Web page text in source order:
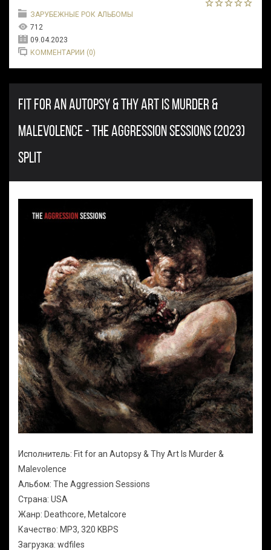
ЗАРУБЕЖНЫЕ РОК АЛЬБОМЫ
712
09.04.2023
КОММЕНТАРИИ (0)
FIT FOR AN AUTOPSY & THY ART IS MURDER &
MALEVOLENCE - THE AGGRESSION SESSIONS (2023)
SPLIT
Исполнитель: Fit for an Autopsy & Thy Art Is Murder &
Malevolence
Альбом: The Aggression Sessions
Страна: USA
Жанр: Deathcore, Metalcore
Качество: MP3, 320 KBPS
Загрузка: wdfiles